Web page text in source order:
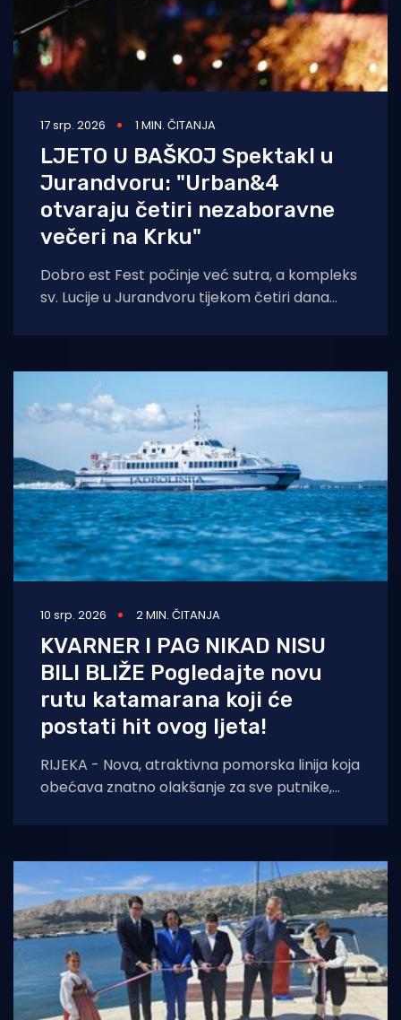
17 srp. 2026 1 MIN. ČITANJA
LJETO U BAŠKOJ Spektakl u
Jurandvoru: "Urban&4
otvaraju četiri nezaboravne
večeri na Krku"
Dobro est Fest počinje već sutra, a kompleks
sv. Lucije u Jurandvoru tijekom četiri dana
10 srp. 2026 2 MIN. ČITANJA
KVARNER I PAG NIKAD NISU
BILI BLIŽE Pogledajte novu
rutu katamarana koji će
postati hit ovog ljeta!
RIJEKA - Nova, atraktivna pomorska linija koja
obećava znatno olakšanje za sve putnike,
istraživanja sjevernog Jadrana,